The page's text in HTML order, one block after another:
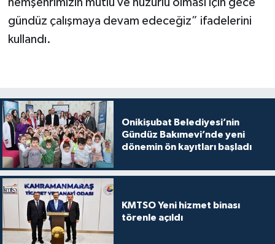
hemşehrimizin mutlu ve huzurlu olması için gece
gündüz çalışmaya devam edeceğiz” ifadelerini
kullandı.
Onikişubat Belediyesi’nin
Gündüz Bakımevi’nde yeni
dönemin ön kayıtları başladı
KMTSO Yeni hizmet binası
törenle açıldı